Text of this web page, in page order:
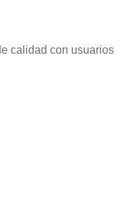
calidad con usuarios